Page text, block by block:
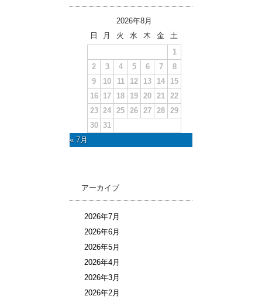
2026年8月
日
月 火 水 木 金
土
1
2
3 4 5 6 7
8
9
10 11 12 13 14
15
16
17 18 19 20 21 22
23 24 25 26 27 28 29
30 31
« 7月
アーカイブ
2026年7月
2026年6月
2026年5月
2026年4月
2026年3月
2026年2月